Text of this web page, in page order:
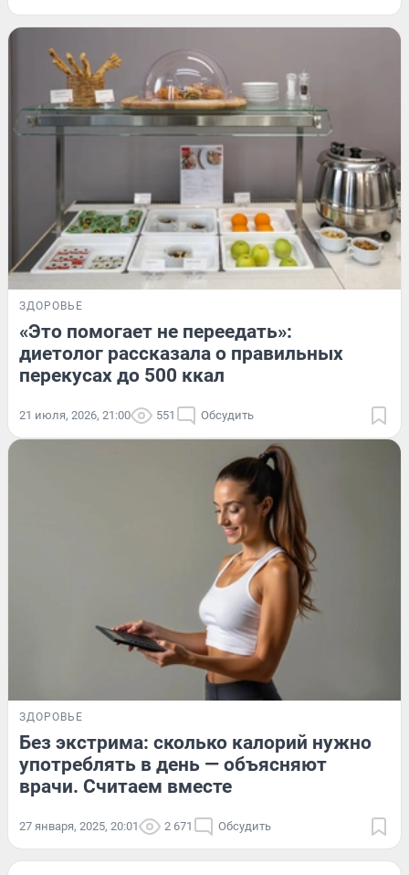
ЗДОРОВЬЕ
«Это помогает не переедать»:
диетолог рассказала о правильных
перекусах до 500 ккал
21 июля, 2026, 21:00 551 Обсудить
ЗДОРОВЬЕ
Без экстрима: сколько калорий нужно
употреблять в день — объясняют
врачи. Считаем вместе
27 января, 2025, 20:01 2 671 Обсудить